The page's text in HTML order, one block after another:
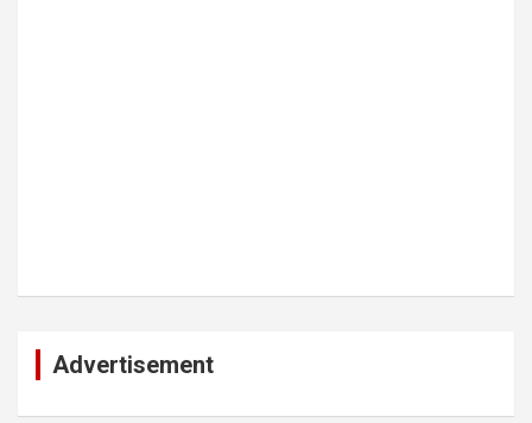
Advertisement